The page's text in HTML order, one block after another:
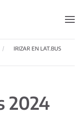
IRIZAR EN LAT.BUS
2024